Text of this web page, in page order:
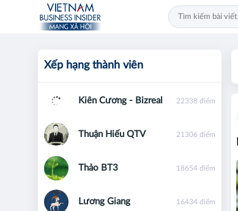
Xếp hạng thành viên
Kiên Cương - Bizreal 22338 điểm
Thuận Hiếu QTV 21306 điểm
Thảo BT3 18654 điểm
Lương Giang 16434 điểm